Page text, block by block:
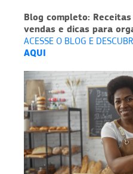
Blog completo:
vendas e dicas para
ACESSE O BLOG E
AQUI